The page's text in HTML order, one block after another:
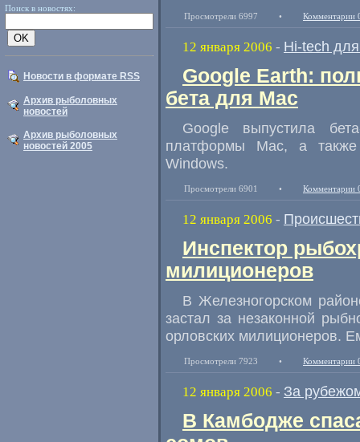
Поиск в новостях:
Новости в формате RSS
Архив рыболовных
новостей
Архив рыболовных
новостей 2005
Просмотрели 6997 • Комментарии
12 января 2006 - Hi-tech
Google Earth:
бета для Mac
Google выпустила
платформы Mac, а
Windows.
Просмотрели 6901 • Комментарии
12 января 2006 -
Инспектор
милиционеров
В Железногорском
застал за незаконной
орловских милиционеров.
Просмотрели 7923 • Комментарии
12 января 2006 - За
В Камбодже